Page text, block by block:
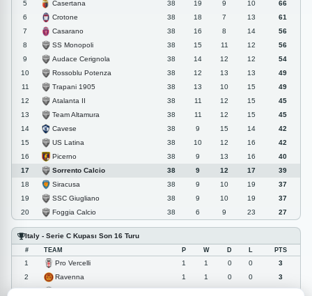
5
Casertana 38 19 9 10
66
6
Crotone 38 18 7 13
61
7
Casarano 38 16 8 14
56
8
SS Monopoli 38 15 11 12
56
9
Audace Cerignola 38 14 12 12
54
10
Rossoblu Potenza 38 12 13 13
49
11
Trapani 1905 38 13 10 15
49
12
Atalanta II 38 11 12 15
45
13
Team Altamura 38 11 12 15
45
14
Cavese 38 9 15 14
42
15
US Latina 38 10 12 16
42
16
Picerno 38 9 13 16
40
17
Sorrento Calcio 38 9 12 17
39
18
Siracusa 38 9 10 19
37
19
SSC Giugliano 38 9 10 19
37
20
Foggia Calcio 38 6 9 23 27
Italy - Serie C Kupası Son 16 Turu
# TEAM P W D L PTS
1 Pro Vercelli 1 1 0 0
3
2
Ravenna 1 1 0 0
3
3
Rossoblu Potenza 1 1 0 0
3